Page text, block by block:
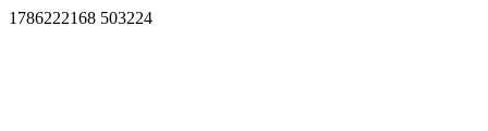
1786222168 503224